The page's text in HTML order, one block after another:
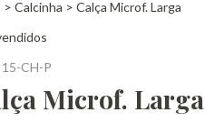
> Calcinha > Calça Microf. Larga
15-CH-P
Microf. Larga